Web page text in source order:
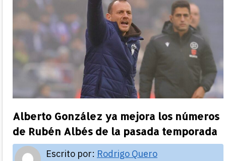
Alberto González ya mejora los números
de Rubén Albés de la pasada temporada
Escrito por: Rodrigo Quero